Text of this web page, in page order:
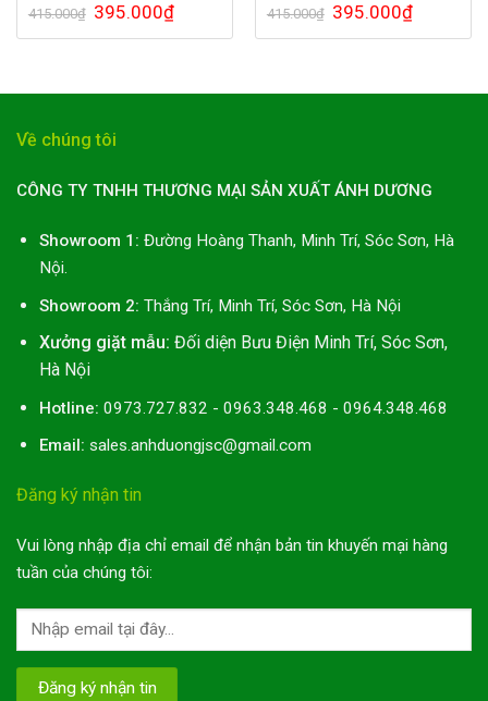
415.000₫ 395.000₫ 415.000₫ 395.000₫
Về chúng tôi
CÔNG TY TNHH THƯƠNG MẠI SẢN XUẤT ÁNH DƯƠNG
Showroom 1: Đường Hoàng Thanh, Minh Trí, Sóc Sơn, Hà
Nội.
Showroom 2: Thắng Trí, Minh Trí, Sóc Sơn, Hà Nội
Xưởng giặt mẫu: Đối diện Bưu Điện Minh Trí, Sóc Sơn,
Hà Nội
Hotline: 0973.727.832 - 0963.348.468 - 0964.348.468
Email: sales.anhduongjsc@gmail.com
Đăng ký nhận tin
Vui lòng nhập địa chỉ email để nhận bản tin khuyến mại hàng
tuần của chúng tôi: